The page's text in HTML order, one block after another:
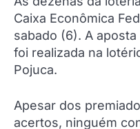
Caixa Econômica
sabado (6). A
foi realizada na
Pojuca.
Apesar dos
acertos, ninguém